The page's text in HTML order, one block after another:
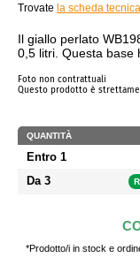
Trovate la scheda tecnica
Il giallo perlato
0,5 litri. Questa base
Foto non contrattuali
Questo prodotto è
QUANTITÀ
Entro 1
Da 3
*Prodotto/i in stock e